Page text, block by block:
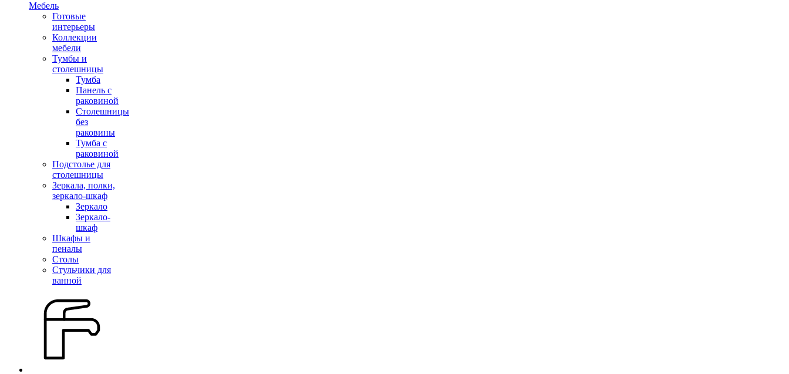
Мебель
Готовые
интерьеры
Коллекции
мебели
Тумбы и
столешницы
Тумба
Панель с
раковиной
Столешницы
без
раковины
Тумба с
раковиной
Подстолье для
столешницы
Зеркала, полки,
зеркало-шкаф
Зеркало
Зеркало-
шкаф
Шкафы и
пеналы
Столы
Стульчики для
ванной